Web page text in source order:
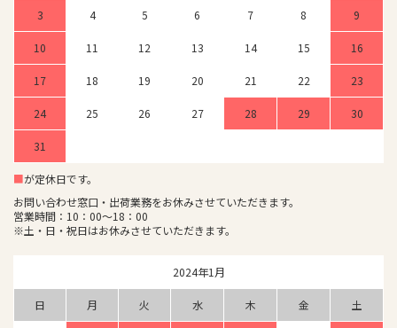
3 4 5 6 7 8 9
10 11 12 13 14 15 16
17 18 19 20 21 22 23
24 25 26 27 28 29 30
31
■が定休日です。
お問い合わせ窓口・出荷業務をお休みさせていただきます。
営業時間：10：00～18：00
※土・日・祝日はお休みさせていただきます。
2024年1月
日 月 火 水 木 金 土